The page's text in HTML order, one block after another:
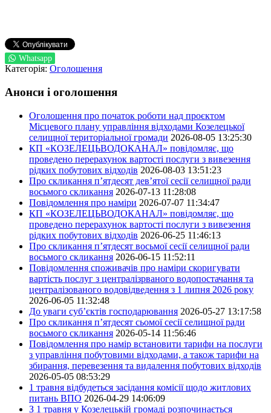
Whatsapp
Категорія: Оголошення
Анонси і оголошення
Оголошення про початок роботи над проєктом
Місцевого плану управління відходами Козелецької
селищної територіальної громади 2026-08-05 13:25:30
КП «КОЗЕЛЕЦЬВОДОКАНАЛ» повідомляє, що
проведено перерахунок вартості послуги з вивезення
рідких побутових відходів 2026-08-03 13:51:23
Про скликання п’ятдесят дев’ятої сесії селищної ради
восьмого скликання 2026-07-13 11:28:08
Повідомлення про наміри 2026-07-07 11:34:47
КП «КОЗЕЛЕЦЬВОДОКАНАЛ» повідомляє, що
проведено перерахунок вартості послуги з вивезення
рідких побутових відходів 2026-06-25 11:46:13
Про скликання п’ятдесят восьмої сесії селищної ради
восьмого скликання 2026-06-15 11:52:11
Повідомлення споживачів про наміри скоригувати
вартість послуг з централізрваного водопостачання та
централізованого водовідведення з 1 липня 2026 року
2026-06-05 11:32:48
До уваги суб’єктів господарювання 2026-05-27 13:17:58
Про скликання п’ятдесят сьомої сесії селищної ради
восьмого скликання 2026-05-14 11:56:46
Повідомлення про намір встановити тарифи на послуги
з управління побутовими відходами, а також тарифи на
збирання, перевезення та видалення побутових відходів
2026-05-05 08:53:29
1 травня відбудеться засідання комісії щодо житлових
питань ВПО 2026-04-29 14:06:09
З 1 травня у Козелецькій громаді розпочинається